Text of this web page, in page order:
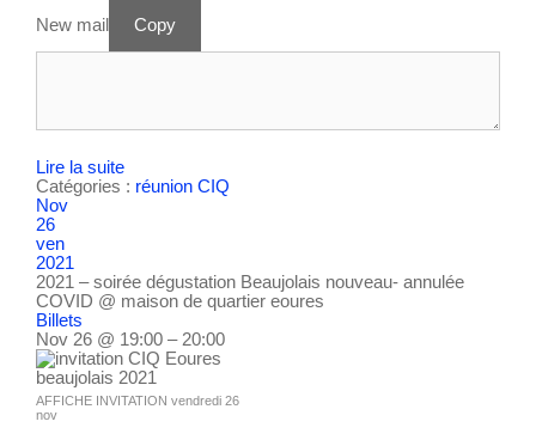
New mail
Copy
Lire la suite
Catégories : réunion CIQ
Nov
26
ven
2021
2021 – soirée dégustation Beaujolais nouveau- annulée
COVID @ maison de quartier eoures
Billets
Nov 26 @ 19:00 – 20:00
AFFICHE INVITATION vendredi 26
nov